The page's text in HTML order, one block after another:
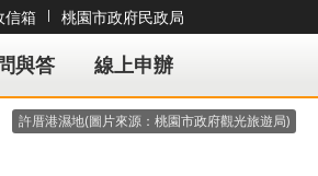
信箱 | 桃園市政府民政局
與答 線上申辦
許厝港濕地(圖片來源：桃園市政府觀光旅遊局)